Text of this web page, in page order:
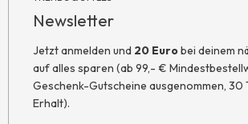
Newsletter
Jetzt anmelden und 20 Eurobei deinem
auf alles sparen (ab 99,- €
Geschenk-Gutscheine ausgenommen, 30
Erhalt).